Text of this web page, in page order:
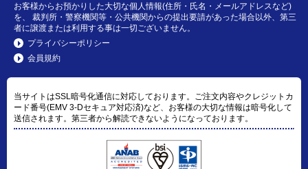
お客様からお預かりした大切な個人情報(住所・氏名・メールアドレスなど)
を、 裁判所・警察機関等・公共機関からの提出要請があった場合以外、第三
者に譲渡または利用する事は一切ございません。
プライバシーポリシー
会員規約
当サイトはSSL暗号化通信に対応しております。ご注文内容やクレジットカ
ード番号(EMV 3-Dセキュア対応済)など、お客様の大切な情報は暗号化して
送信されます。第三者から解読できないようになっております。